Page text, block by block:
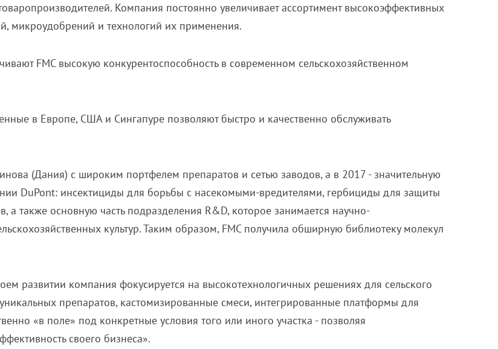
Компания постоянно увеличивает ассортимент высокоэффективных
микроудобрений и технологий их применения.
FMC высокую конкурентоспособность в современном сельско­хозяйственном
в Европе, США и Сингапуре позволяют быстро и качественно обслуживать
(Дания) с широким портфелем препаратов и сетью заводов, а в 2017 - значительную
DuPont: инсектициды для борьбы с насекомыми-вредителями, гербициды для защиты
а также основную часть подразделения R&D, которое занимается научно-
культур. Таким образом, FMC получила обширную библиотеку молекул
развитии компания фокусируется на высокотехнологичных решениях для сельского
препаратов, кастомизированные смеси, интегрированные платформы для
«в поле» под конкретные условия того или иного участка - позволяя
своего бизнеса».